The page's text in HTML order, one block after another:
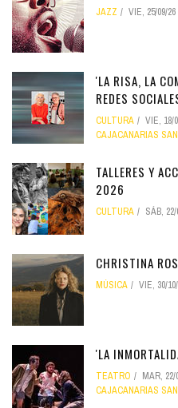
JAZZ VIE, 25/09/26
'LA RISA, LA
REDES
CULTURA VIE, 18/
CAJACANARIAS
TALLERES Y
2026
CULTURA SÁB,
CHRISTINA
MÚSICA VIE, 30/
'LA
TEATRO MAR, 22/
CAJACANARIAS